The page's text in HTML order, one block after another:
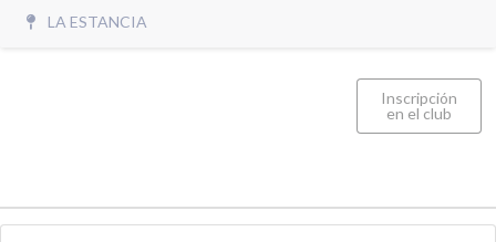
LA ESTANCIA
Inscripción
en el club